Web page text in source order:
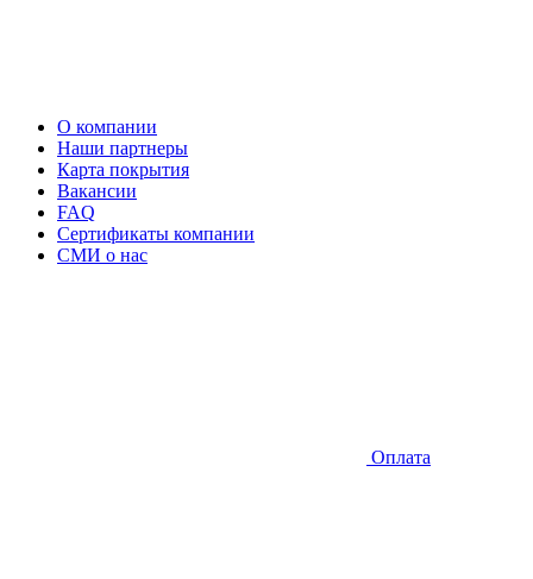
О компании
Наши партнеры
Карта покрытия
Вакансии
FAQ
Сертификаты компании
СМИ о нас
Оплата